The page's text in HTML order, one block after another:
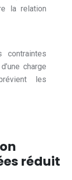
la relation
contraintes
charge
les
réduit